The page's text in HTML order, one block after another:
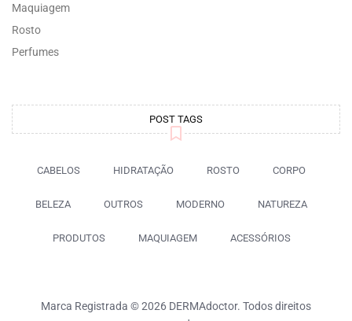
Maquiagem
Rosto
Perfumes
POST TAGS
CABELOS HIDRATAÇÃO ROSTO CORPO
BELEZA OUTROS MODERNO NATUREZA
PRODUTOS MAQUIAGEM ACESSÓRIOS
Marca Registrada © 2026 DERMAdoctor. Todos direitos